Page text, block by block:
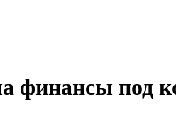
финансы под